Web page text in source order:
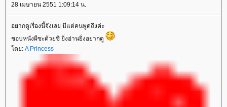
28 เมษายน 2551 1:09:14 น.
อยากดูเรื่องนี้จังเลย มีแต่คนพูดถึงค่ะ
ชอบหนังผีซะด้วยซิ ยิ่งอ่านยิ่งอยากดู
ดย: A Princess